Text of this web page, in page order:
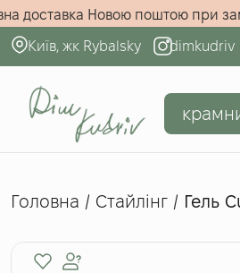
Безкоштовна доставка Новою
Київ, жк Rybalsky dimkudriv
Головна / Стайлінг / Гель